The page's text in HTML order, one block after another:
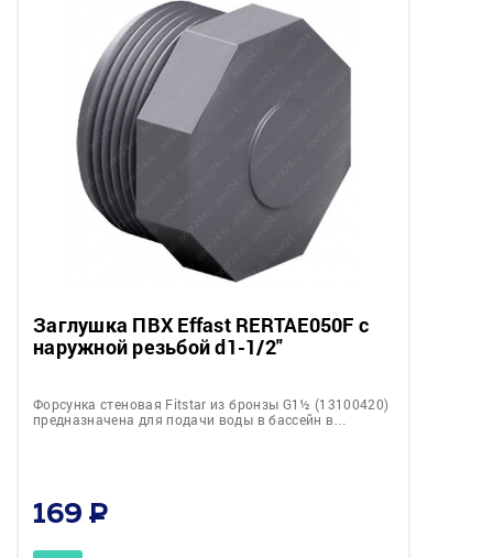
Заглушка ПВХ Effast RERTAE050F с
наружной резьбой d1-1/2"
Форсунка стеновая Fitstar из бронзы G1½ (13100420)
предназначена для подачи воды в бассейн в…
169